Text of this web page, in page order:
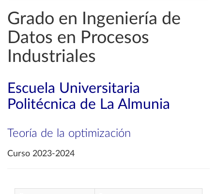
Grado en Ingeniería de
Datos en Procesos
Industriales
Escuela Universitaria
Politécnica de La Almunia
Teoría de la optimización
Curso 2023-2024